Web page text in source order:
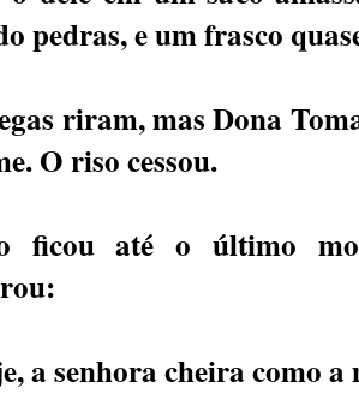
pedras, e um frasco
riram, mas Dona
O riso cessou.
ficou até o último
a senhora cheira como a